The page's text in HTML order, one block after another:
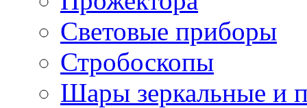
Световые приборы
Стробоскопы
Шары зеркальные и